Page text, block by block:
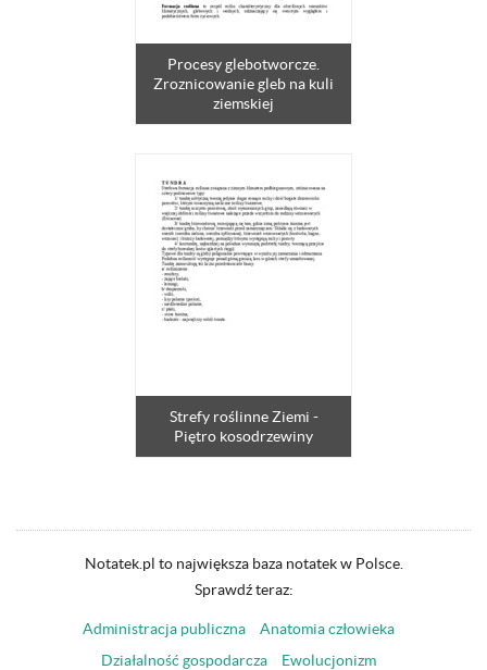
Procesy glebotworcze.
Zroznicowanie gleb na kuli
ziemskiej
Strefy roślinne Ziemi -
Piętro kosodrzewiny
Notatek.pl to największa baza notatek w Polsce.
Sprawdź teraz:
Administracja publiczna
Anatomia człowieka
Działalność gospodarcza
Ewolucjonizm